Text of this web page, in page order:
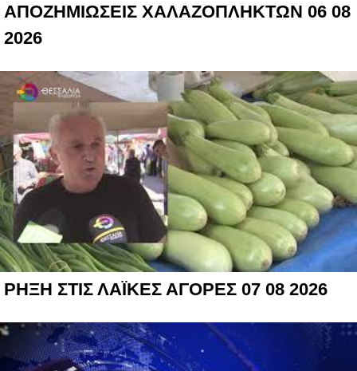
ΑΠΟΖΗΜΙΩΣΕΙΣ ΧΑΛΑΖΟΠΛΗΚΤΩΝ 06 08
2026
ΡΗΞΗ ΣΤΙΣ ΛΑΪΚΕΣ ΑΓΟΡΕΣ 07 08 2026